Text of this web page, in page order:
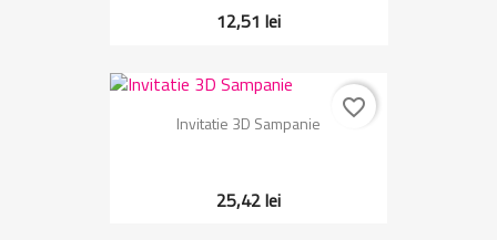
12,51 lei
Invitatie 3D Sampanie
25,42 lei
favorite_border